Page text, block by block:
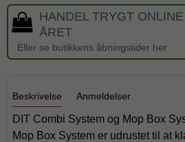
HANDEL TRYGT
ÅRET
Eller se butikkens åbningstider her
Beskrivelse Anmeldelser
DIT Combi System og Mop Box
Mop Box System er udrustet til at